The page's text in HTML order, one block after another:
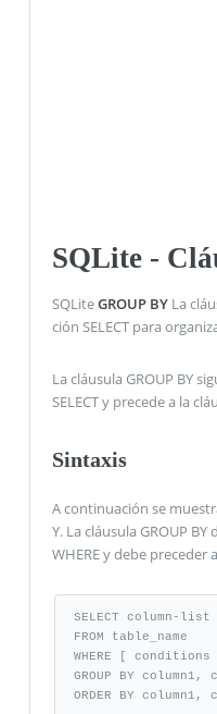
SQLite -
SQLiteGROUP BY La
ción SELECT para
La cláusula GROUP BY
SELECT y precede a la
Sintaxis
A continuación se
Y. La cláusula GROUP
WHERE y debe preceder
SELECT column-list
FROM table_name
WHERE [ conditions
GROUP BY
ORDER BY